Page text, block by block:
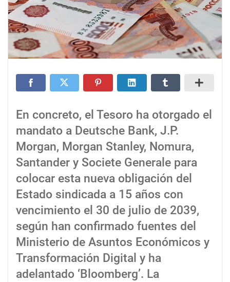
En concreto, el Tesoro ha otorgado el
mandato a Deutsche Bank, J.P.
Morgan, Morgan Stanley, Nomura,
Santander y Societe Generale para
colocar esta nueva obligación del
Estado sindicada a 15 años con
vencimiento el 30 de julio de 2039,
según han confirmado fuentes del
Ministerio de Asuntos Económicos y
Transformación Digital y ha
adelantado ‘Bloomberg’. La